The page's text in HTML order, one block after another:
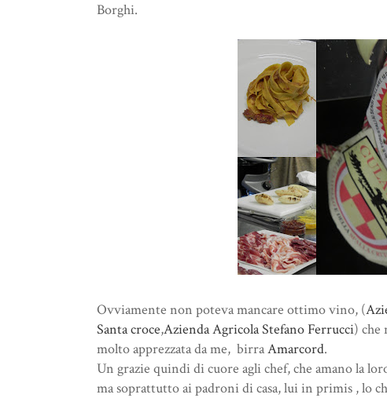
Borghi.
Ovviamente non poteva mancare ottimo vino, (
Santa croce,Azienda Agricola Stefano Ferrucci) che
molto apprezzata da me, birraAmarcord.
Un grazie quindi di cuore agli chef, che amano la
ma soprattutto ai padroni di casa, lui in primis , lo